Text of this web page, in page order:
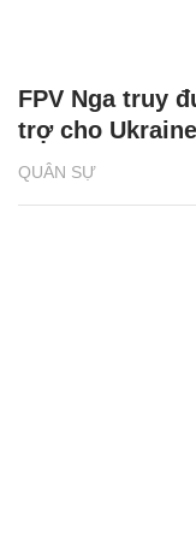
QUÂN SỰ
FPV Nga truy
trợ cho